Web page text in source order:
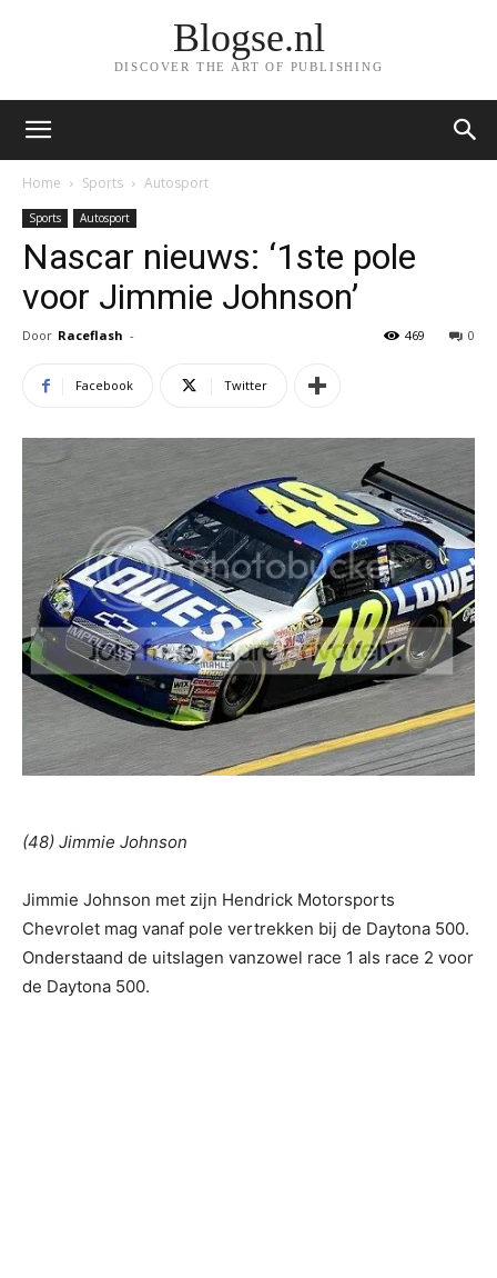
Blogse.nl
DISCOVER THE ART OF PUBLISHING
Home Sports Autosport
Sports Autosport
Nascar nieuws: ‘1ste pole
voor Jimmie Johnson’
Door Raceflash - 0
469
Facebook Twitter
(48) Jimmie Johnson
Jimmie Johnson met zijn Hendrick Motorsports
Chevrolet mag vanaf pole vertrekken bij de Daytona 500.
Onderstaand de uitslagen vanzowel race 1 als race 2 voor
de Daytona 500.